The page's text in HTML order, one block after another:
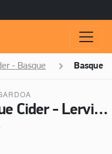
- Basque Basque
Сидр Basque Cider - Lervig, Zapiain Sagardoa